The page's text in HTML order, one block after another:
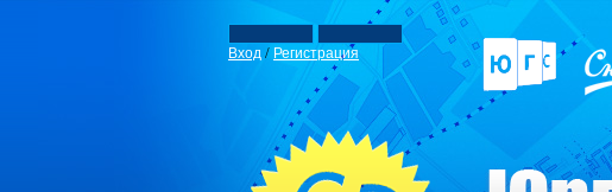
Вход / Регистрация